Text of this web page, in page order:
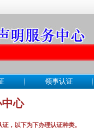
领事认证
心
，以下为下办理认证种类。